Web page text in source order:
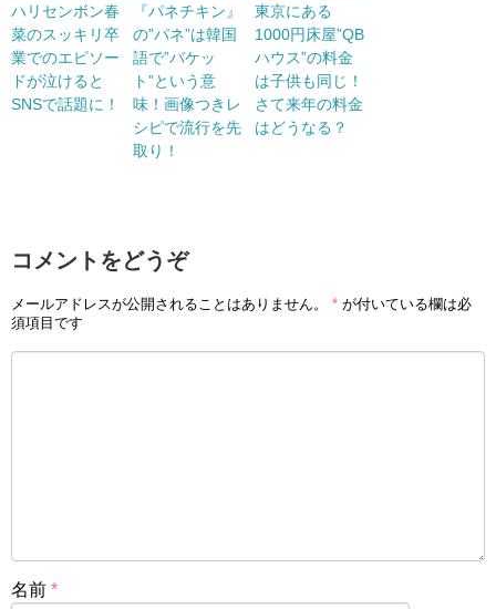
ハリセンボン春
菜のスッキリ卒
業でのエピソー
ドが泣けると
SNSで話題に！
『パネチキン』
の”パネ”は韓国
語で”バケッ
ト”という意
味！画像つきレ
シピで流行を先
取り！
東京にある
1000円床屋”QB
ハウス”の料金
は子供も同じ！
さて来年の料金
はどうなる？
コメントをどうぞ
メールアドレスが公開されることはありません。 * が付いている欄は必
須項目です
名前 *